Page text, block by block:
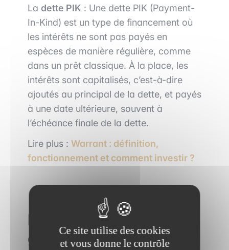
La dette PIK : Une dette PIK (Payment-
In-Kind) est un type de financement où
les intérêts ne sont pas payés en
espèces de manière régulière, comme
dans un prêt classique. À la place, les
intérêts sont capitalisés, c’est-à-dire
ajoutés au principal de la dette, et payés
à une date ultérieure, souvent à
l’échéance finale de la dette.
Lire plus : Warrant : définition,
fonctionnement et comment investir ?
Les dettes selon leur
garantieCe site utilise des cookies
et vous donne le contrôle